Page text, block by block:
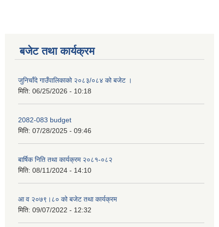
बजेट तथा कार्यक्रम
जुनिचाँदे गाउँपालिकाको २०८३/०८४ को बजेट ।
मिति: 06/25/2026 - 10:18
2082-083 budget
मिति: 07/28/2025 - 09:46
बार्षिक निति तथा कार्यक्रम २०८१-०८२
मिति: 08/11/2024 - 14:10
आ व २०७९।८० को बजेट तथा कार्यक्रम
मिति: 09/07/2022 - 12:32